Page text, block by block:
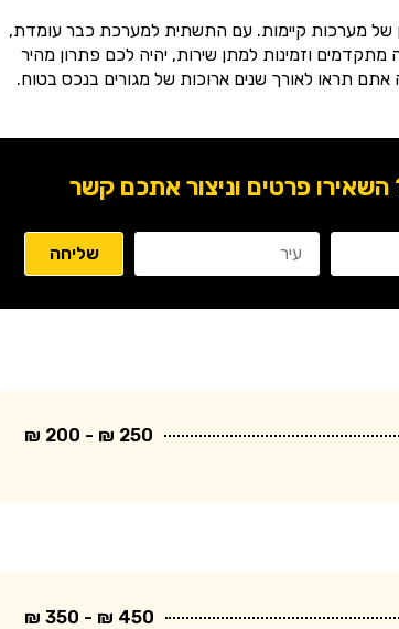
של מערכות קיימות. עם התשתית למערכת כבר עומדת,
וזמינות למתן שירות, יהיה לכם פתרון מהיר
תראו לאורך שנים ארוכות של מגורים בנכס בטוח.
פרטים וניצור אתכם קשר
250 ₪ - 200 ₪
450 ₪ - 350 ₪